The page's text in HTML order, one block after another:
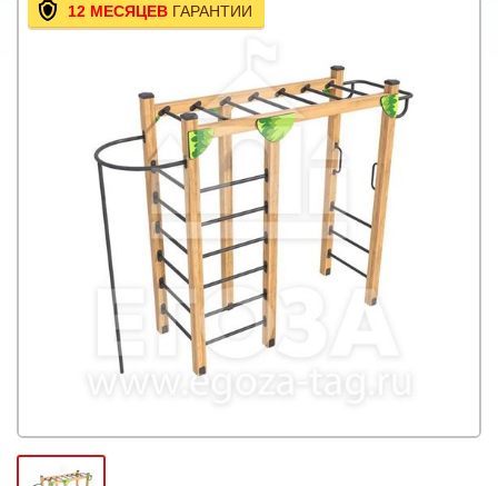
12 МЕСЯЦЕВ ГАРАНТИИ